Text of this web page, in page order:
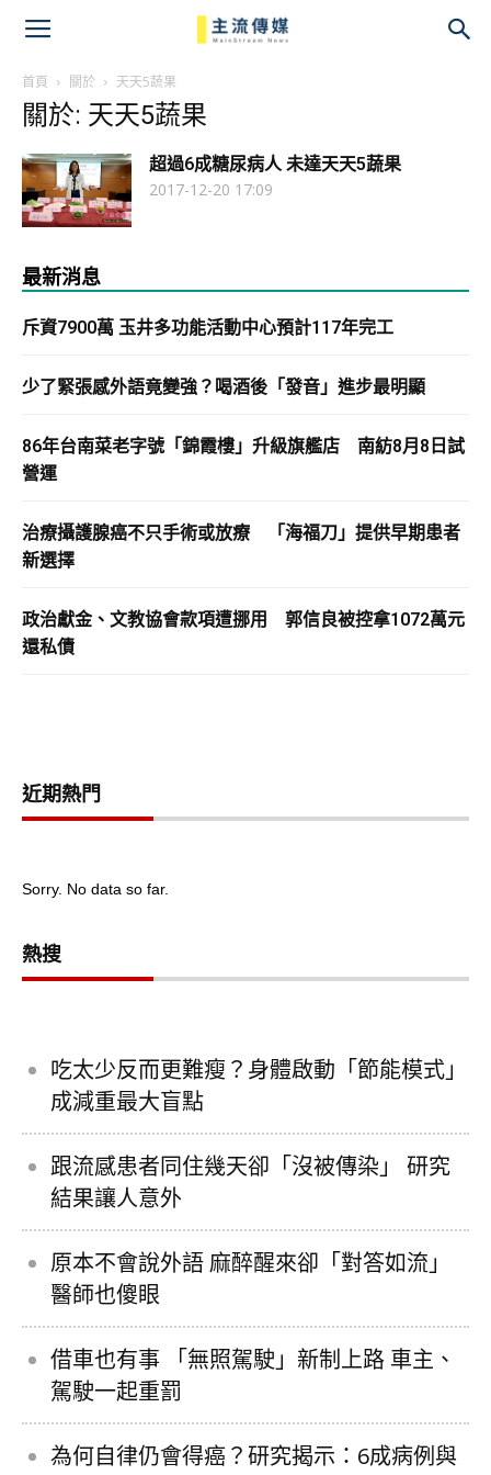
首頁 關於 天天5蔬果
關於: 天天5蔬果
超過6成糖尿病人 未達天天5蔬果
2017-12-20 17:09
最新消息
斥資7900萬 玉井多功能活動中心預計117年完工
少了緊張感外語竟變強？喝酒後「發音」進步最明顯
86年台南菜老字號「錦霞樓」升級旗艦店 南紡8月8日試
營運
治療攝護腺癌不只手術或放療 「海福刀」提供早期患者
新選擇
政治獻金、文教協會款項遭挪用 郭信良被控拿1072萬元
還私債
近期熱門
Sorry. No data so far.
熱搜
吃太少反而更難瘦？身體啟動「節能模式」
成減重最大盲點
跟流感患者同住幾天卻「沒被傳染」 研究
結果讓人意外
原本不會說外語 麻醉醒來卻「對答如流」
醫師也傻眼
借車也有事 「無照駕駛」新制上路 車主、
駕駛一起重罰
為何自律仍會得癌？研究揭示：6成病例與